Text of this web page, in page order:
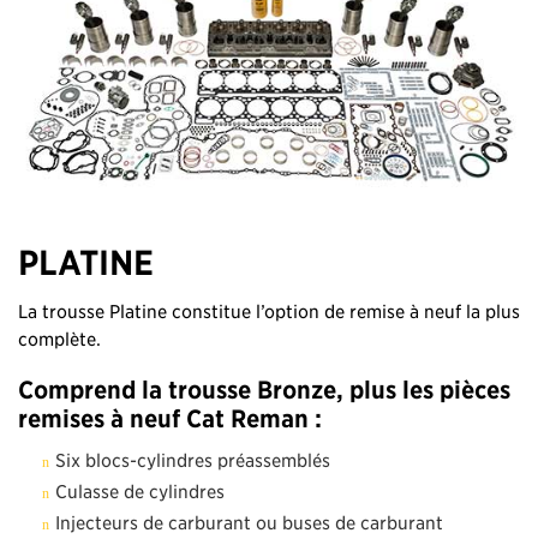
PLATINE
La trousse Platine constitue l’option de remise à neuf la plus
complète.
Comprend la trousse Bronze, plus les pièces
remises à neuf Cat Reman :
Six blocs-cylindres préassemblés
Culasse de cylindres
Injecteurs de carburant ou buses de carburant